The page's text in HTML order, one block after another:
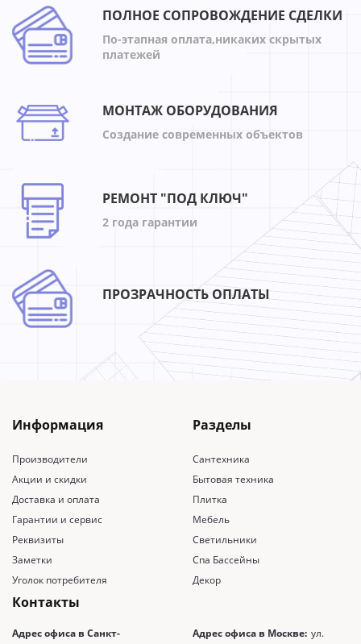
ПОЛНОЕ СОПРОВОЖДЕНИЕ СДЕЛКИ
По-этапная оплата,никаких скрытых
платежей
МОНТАЖ ОБОРУДОВАНИЯ
Создание современных объектов
РЕМОНТ "ПОД КЛЮЧ"
2 года гарантии
ПРОЗРАЧНОСТЬ ОПЛАТЫ
Информация
Производители
Акции и скидки
Доставка и оплата
Гарантии и сервис
Реквизиты
Заметки
Уголок потребителя
Разделы
Сантехника
Бытовая техника
Плитка
Мебель
Светильники
Спа Бассейны
Декор
Контакты
Адрес офиса в Санкт-
Адрес офиса в Москве: ул.